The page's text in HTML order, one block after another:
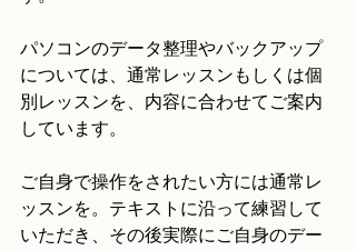
パソコンのデータ整理やバックアップ
については、通常レッスンもしくは個
別レッスンを、内容に合わせてご案内
しています。
ご自身で操作をされたい方には通常レ
ッスンを。テキストに沿って練習して
いただき、その後実際にご自身のデー